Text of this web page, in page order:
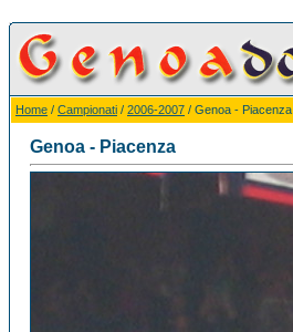
Home / Campionati / 2006-2007 / Genoa - Piacenza
Genoa - Piacenza